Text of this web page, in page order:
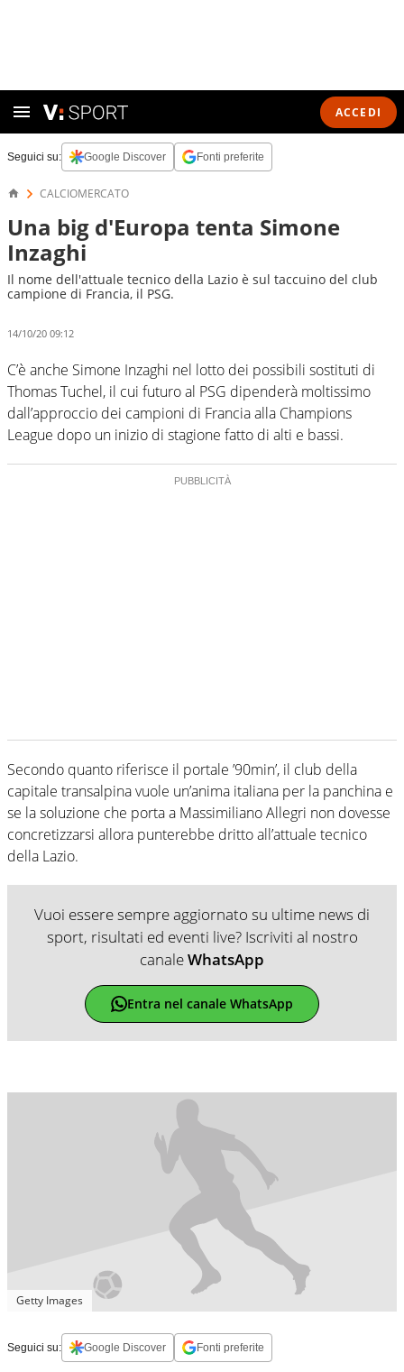
ACCEDI
Seguici su: Google Discover Fonti preferite
CALCIOMERCATO
Una big d'Europa tenta Simone
Inzaghi
Il nome dell'attuale tecnico della Lazio è sul taccuino del club
campione di Francia, il PSG.
14/10/20 09:12
C’è anche Simone Inzaghi nel lotto dei possibili sostituti di
Thomas Tuchel, il cui futuro al PSG dipenderà moltissimo
dall’approccio dei campioni di Francia alla Champions
League dopo un inizio di stagione fatto di alti e bassi.
Secondo quanto riferisce il portale ’90min’, il club della
capitale transalpina vuole un’anima italiana per la panchina e
se la soluzione che porta a Massimiliano Allegri non dovesse
concretizzarsi allora punterebbe dritto all’attuale tecnico
della Lazio.
Vuoi essere sempre aggiornato su ultime news di
sport, risultati ed eventi live? Iscriviti al nostro
canaleWhatsApp
Entra nel canale WhatsApp
Getty Images
Seguici su: Google Discover Fonti preferite